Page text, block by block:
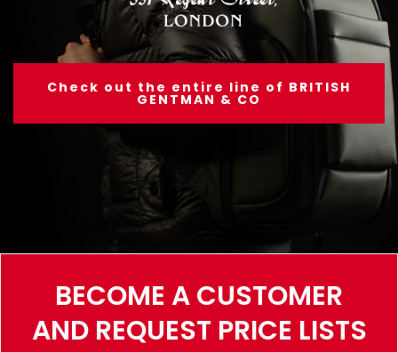
Check out the entire line of BRITISH
GENTMAN & CO
BECOME A CUSTOMER
AND REQUEST PRICE LISTS